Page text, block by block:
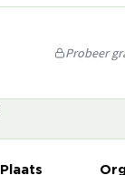
Probeer
Plaats